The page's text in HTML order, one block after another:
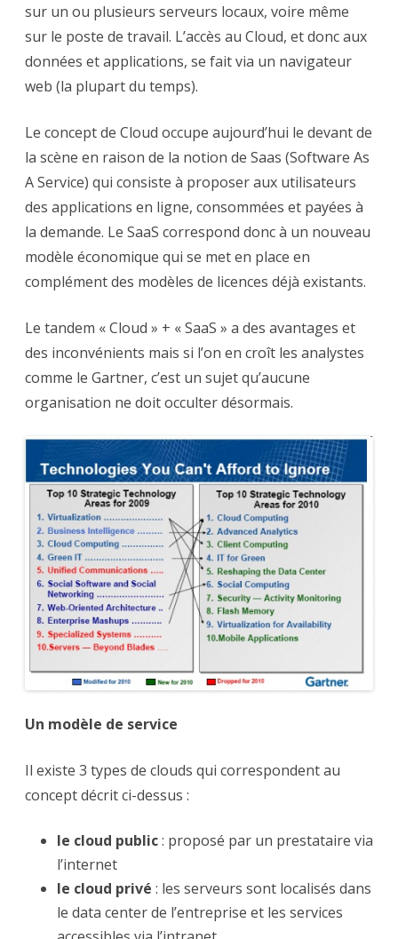
sur un ou plusieurs serveurs locaux, voire même
sur le poste de travail. L’accès au Cloud, et donc aux
données et applications, se fait via un navigateur
web (la plupart du temps).
Le concept de Cloud occupe aujourd’hui le devant de
la scène en raison de la notion de Saas (Software As
A Service) qui consiste à proposer aux utilisateurs
des applications en ligne, consommées et payées à
la demande. Le SaaS correspond donc à un nouveau
modèle économique qui se met en place en
complément des modèles de licences déjà existants.
Le tandem « Cloud » + « SaaS » a des avantages et
des inconvénients mais si l’on en croît les analystes
comme le Gartner, c’est un sujet qu’aucune
organisation ne doit occulter désormais.
Un modèle de service
Il existe 3 types de clouds qui correspondent au
concept décrit ci-dessus :
le cloud public: proposé par un prestataire via
l’internet
le cloud privé : les serveurs sont localisés dans
le data center de l’entreprise et les services